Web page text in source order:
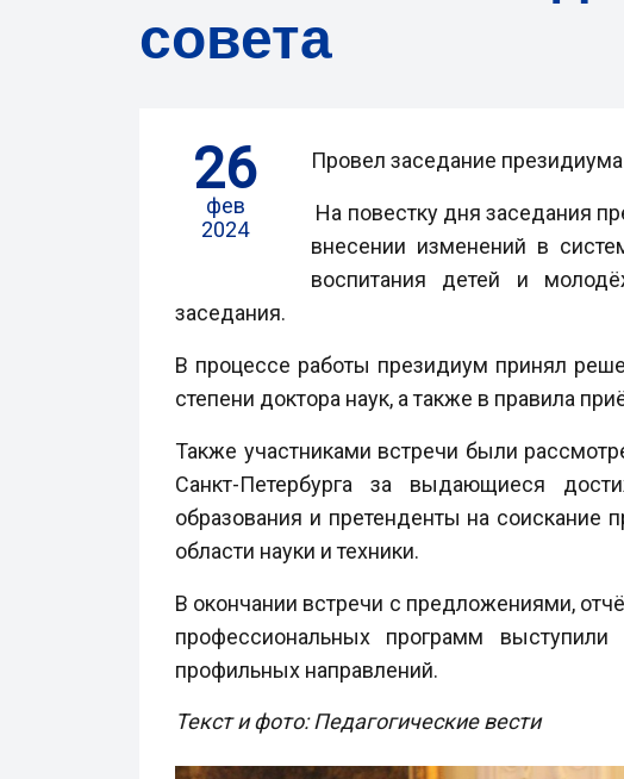
совета
26
фев
2024
Провел заседание президиума
На повестку дня заседания
внесении изменений в
воспитания детей и
заседания.
В процессе работы президиум принял
степени доктора наук, а также в правила
Также участниками встречи были
Санкт-Петербурга за выдающиеся
образования и претенденты на соискание
области науки и техники.
В окончании встречи с предложениями,
профессиональных программ выступили
профильных направлений.
Текст и фото: Педагогические вести